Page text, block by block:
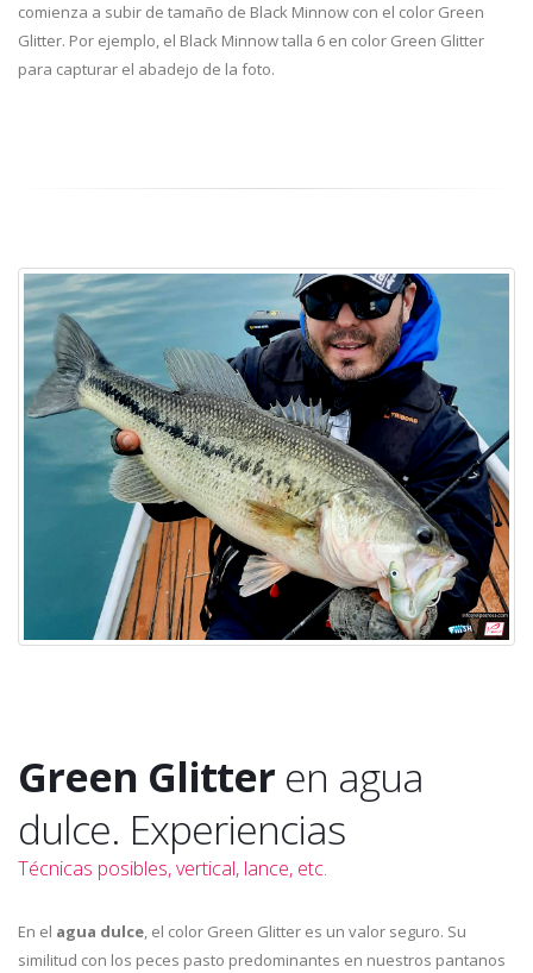
comienza a subir de tamaño de Black Minnow con el color Green
Glitter. Por ejemplo, el Black Minnow talla 6 en color Green Glitter
para capturar el abadejo de la foto.
Green Glitter en agua
dulce. Experiencias
Técnicas posibles, vertical, lance, etc.
En el agua dulce, el color Green Glitter es un valor seguro. Su
similitud con los peces pasto predominantes en nuestros pantanos